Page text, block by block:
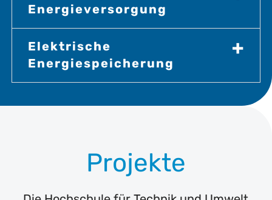
Energieversorgung
Elektrische
Energiespeicherung
Projekte